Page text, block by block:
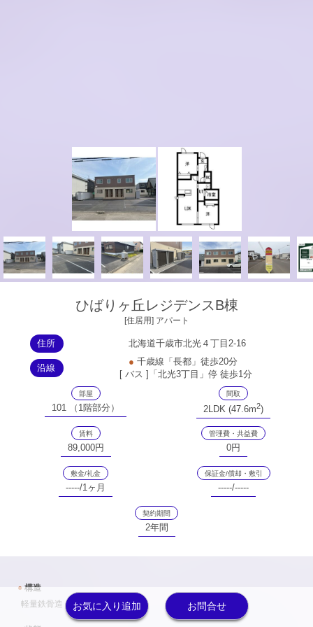
ひばりヶ丘レジデンスB棟
[住居用] アパート
住所 北海道千歳市北光４丁目2-16
沿線
● 千歳線「長都」徒歩20分
[ バス ]「北光3丁目」停 徒歩1分
部屋 間取
101 （1階部分） 2LDK (47.6m2)
賃料 管理費・共益費
89,000円 0円
敷金/礼金 保証金/償却・敷引
-----/1ヶ月 -----/-----
契約期間
2年間
● 構造
軽量鉄骨造 4戸 地上2階
お気に入り追加 お問合せ